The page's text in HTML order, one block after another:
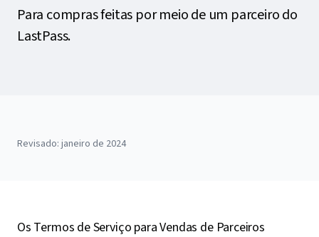
Para compras feitas por meio de um parceiro do
LastPass.
Revisado: janeiro de 2024
Os Termos de Serviço para Vendas de Parceiros